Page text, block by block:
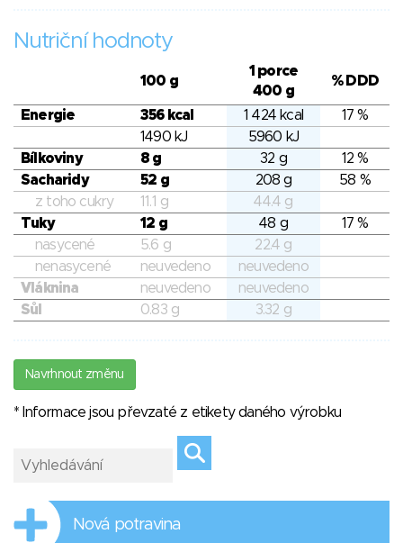
Nutriční hodnoty
100 g
1 porce
400 g
% DDD
Energie 356 kcal 1 424 kcal
17 %
1490 kJ
5960 kJ
Bílkoviny
8 g 32 g
12 %
Sacharidy
52 g 208 g
58 %
z toho cukry
11.1 g
44.4 g
Tuky
12 g 48 g
17 %
nasycené
5.6 g
22.4 g
nenasycené
neuvedeno
neuvedeno
Vláknina
neuvedeno
neuvedeno
Sůl
0.83 g 3.32 g
Navrhnout změnu
* Informace jsou převzaté z etikety daného výrobku
Nová potravina